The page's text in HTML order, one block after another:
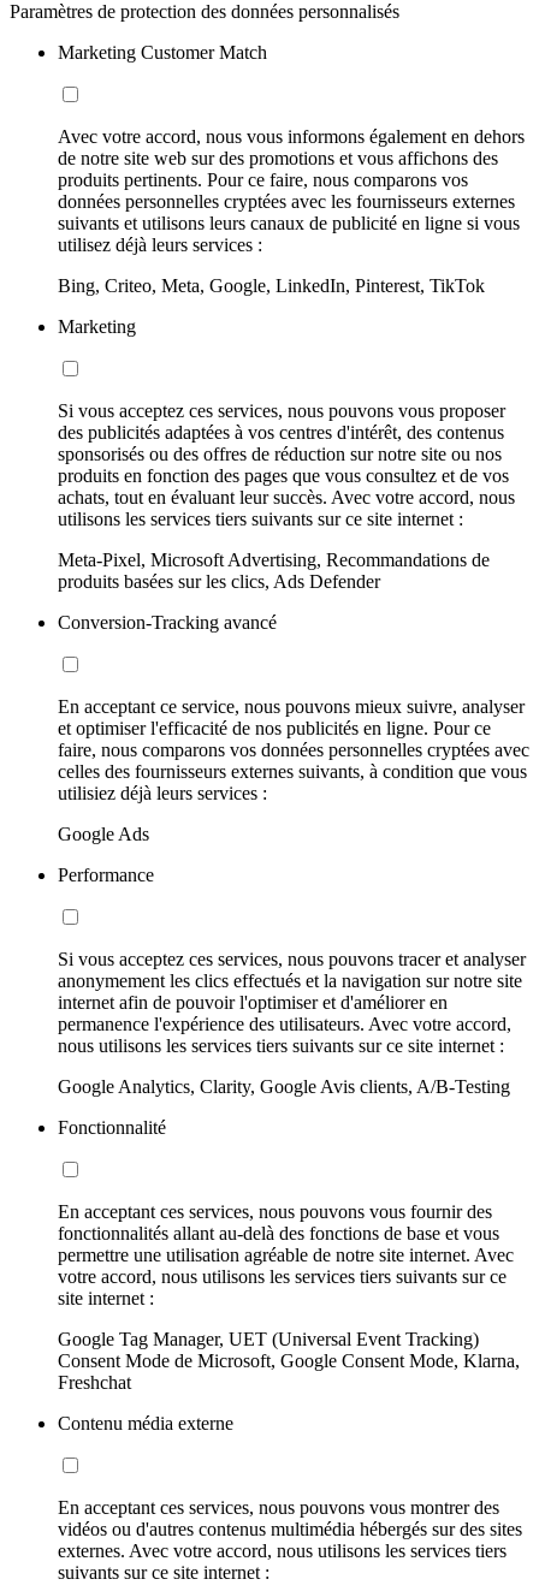
Paramètres de protection des données personnalisés
Marketing Customer Match
Avec votre accord, nous vous informons également en dehors
de notre site web sur des promotions et vous affichons des
produits pertinents. Pour ce faire, nous comparons vos
données personnelles cryptées avec les fournisseurs externes
suivants et utilisons leurs canaux de publicité en ligne si vous
utilisez déjà leurs services :
Bing, Criteo, Meta, Google, LinkedIn, Pinterest, TikTok
Marketing
Si vous acceptez ces services, nous pouvons vous proposer
des publicités adaptées à vos centres d'intérêt, des contenus
sponsorisés ou des offres de réduction sur notre site ou nos
produits en fonction des pages que vous consultez et de vos
achats, tout en évaluant leur succès. Avec votre accord, nous
utilisons les services tiers suivants sur ce site internet :
Meta-Pixel, Microsoft Advertising, Recommandations de
produits basées sur les clics, Ads Defender
Conversion-Tracking avancé
En acceptant ce service, nous pouvons mieux suivre, analyser
et optimiser l'efficacité de nos publicités en ligne. Pour ce
faire, nous comparons vos données personnelles cryptées avec
celles des fournisseurs externes suivants, à condition que vous
utilisiez déjà leurs services :
Google Ads
Performance
Si vous acceptez ces services, nous pouvons tracer et analyser
anonymement les clics effectués et la navigation sur notre site
internet afin de pouvoir l'optimiser et d'améliorer en
permanence l'expérience des utilisateurs. Avec votre accord,
nous utilisons les services tiers suivants sur ce site internet :
Google Analytics, Clarity, Google Avis clients, A/B-Testing
Fonctionnalité
En acceptant ces services, nous pouvons vous fournir des
fonctionnalités allant au-delà des fonctions de base et vous
permettre une utilisation agréable de notre site internet. Avec
votre accord, nous utilisons les services tiers suivants sur ce
site internet :
Google Tag Manager, UET (Universal Event Tracking)
Consent Mode de Microsoft, Google Consent Mode, Klarna,
Freshchat
Contenu média externe
En acceptant ces services, nous pouvons vous montrer des
vidéos ou d'autres contenus multimédia hébergés sur des sites
externes. Avec votre accord, nous utilisons les services tiers
suivants sur ce site internet :